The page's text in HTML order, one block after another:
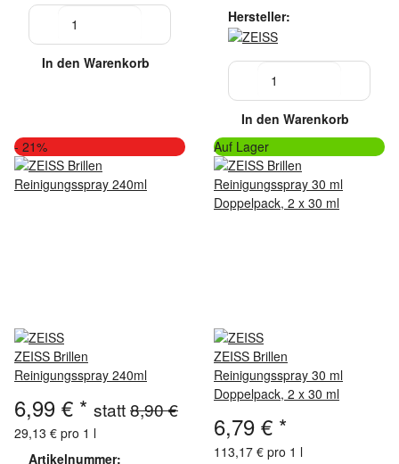
In den Warenkorb
Hersteller:
In den Warenkorb
- 21%
ZEISS Brillen
Reinigungsspray 240ml
6,99 € * statt8,90 €
29,13 € pro 1 l
Artikelnummer:
Auf Lager
ZEISS Brillen
Reinigungsspray 30 ml
Doppelpack, 2 x 30 ml
6,79 € *
113,17 € pro 1 l